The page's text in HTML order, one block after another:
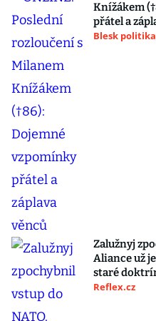
Knížákem
přátel a
Blesk politika
Zalužnyj
Aliance už
staré
Reflex.cz